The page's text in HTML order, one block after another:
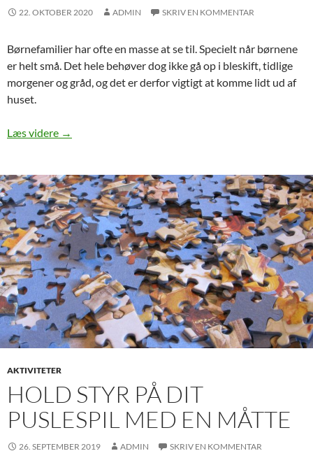
22. OKTOBER 2020 ADMIN SKRIV EN KOMMENTAR
Børnefamilier har ofte en masse at se til. Specielt når børnene
er helt små. Det hele behøver dog ikke gå op i bleskift, tidlige
morgener og gråd, og det er derfor vigtigt at komme lidt ud af
huset.
Læs videre Mini-zoos er perfekte for familier med små børn
→
AKTIVITETER
HOLD STYR PÅ DIT
PUSLESPIL MED EN MÅTTE
26. SEPTEMBER 2019 ADMIN SKRIV EN KOMMENTAR